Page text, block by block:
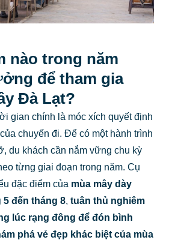
nào trong năm
để tham gia
Đà Lạt?
gian chính là móc xích quyết định
chuyến đi. Để có một hành trình
du khách cần nắm vững chu kỳ
từng giai đoạn trong năm. Cụ
đặc điểm của mùa mây dày
đến tháng 8, tuân thủ nghiêm
lúc rạng đông để đón bình
phá vẻ đẹp khác biệt của mùa